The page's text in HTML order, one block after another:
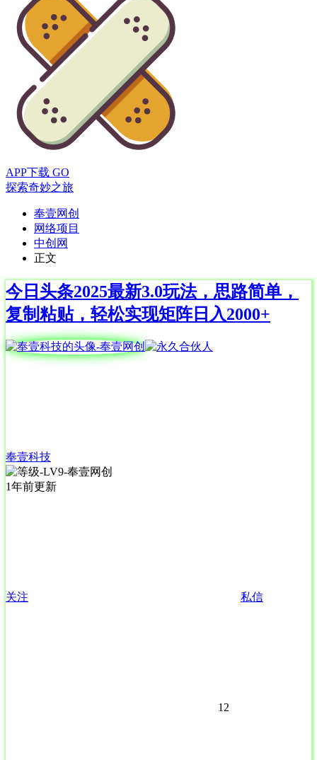
APP下载 GO
探索奇妙之旅
奉壹网创
网络项目
中创网
正文
今日头条2025最新3.0玩法，思路简单，
复制粘贴，轻松实现矩阵日入2000+
奉壹科技
1年前更新
关注 私信
12